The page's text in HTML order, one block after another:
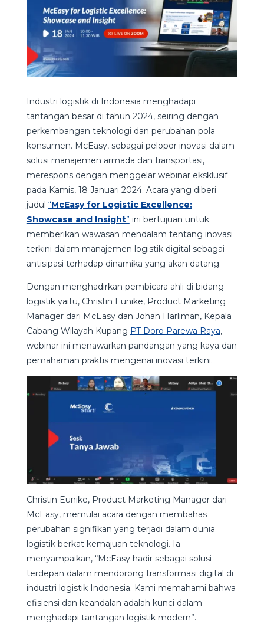
Industri logistik di Indonesia menghadapi
tantangan besar di tahun 2024, seiring dengan
perkembangan teknologi dan perubahan pola
konsumen. McEasy, sebagai pelopor inovasi dalam
solusi manajemen armada dan transportasi,
merespons dengan menggelar webinar eksklusif
pada Kamis, 18 Januari 2024. Acara yang diberi
judul “McEasy for Logistic Excellence:
Showcase and Insight” ini bertujuan untuk
memberikan wawasan mendalam tentang inovasi
terkini dalam manajemen logistik digital sebagai
antisipasi terhadap dinamika yang akan datang.
Dengan menghadirkan pembicara ahli di bidang
logistik yaitu, Christin Eunike, Product Marketing
Manager dari McEasy dan Johan Harliman, Kepala
Cabang Wilayah Kupang PT Doro Parewa Raya,
webinar ini menawarkan pandangan yang kaya dan
pemahaman praktis mengenai inovasi terkini.
Christin Eunike, Product Marketing Manager dari
McEasy, memulai acara dengan membahas
perubahan signifikan yang terjadi dalam dunia
logistik berkat kemajuan teknologi. Ia
menyampaikan, “McEasy hadir sebagai solusi
terdepan dalam mendorong transformasi digital di
industri logistik Indonesia. Kami memahami bahwa
efisiensi dan keandalan adalah kunci dalam
menghadapi tantangan logistik modern”.